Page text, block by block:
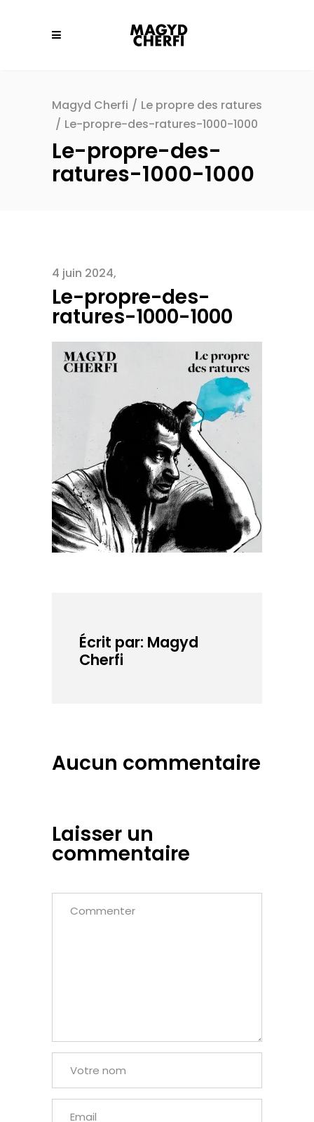
Magyd Cherfi / Le propre des ratures
/ Le-propre-des-ratures-1000-1000
Le-propre-des-
ratures-1000-1000
4 juin 2024
Le-propre-des-
ratures-1000-1000
Écrit par: Magyd
Cherfi
Aucun commentaire
Laisser un
commentaire